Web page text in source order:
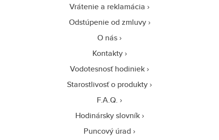
Vrátenie a reklamácia
Odstúpenie od zmluvy
O nás
Kontakty
Vodotesnosť hodiniek
Starostlivosť o produkty
F.A.Q.
Hodinársky slovník
Puncový úrad